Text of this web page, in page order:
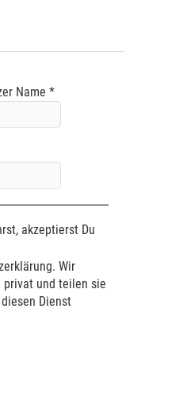
Name *
akzeptierst Du
Wir
privat und teilen sie
Dienst